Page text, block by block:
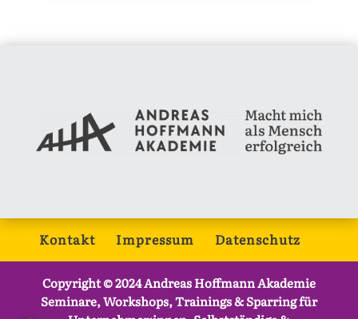
Kontakt Impressum Datenschutz
Copyright © 2024Andreas Hoffmann Akademie
Seminare, Workshops, Trainings & Sparring für